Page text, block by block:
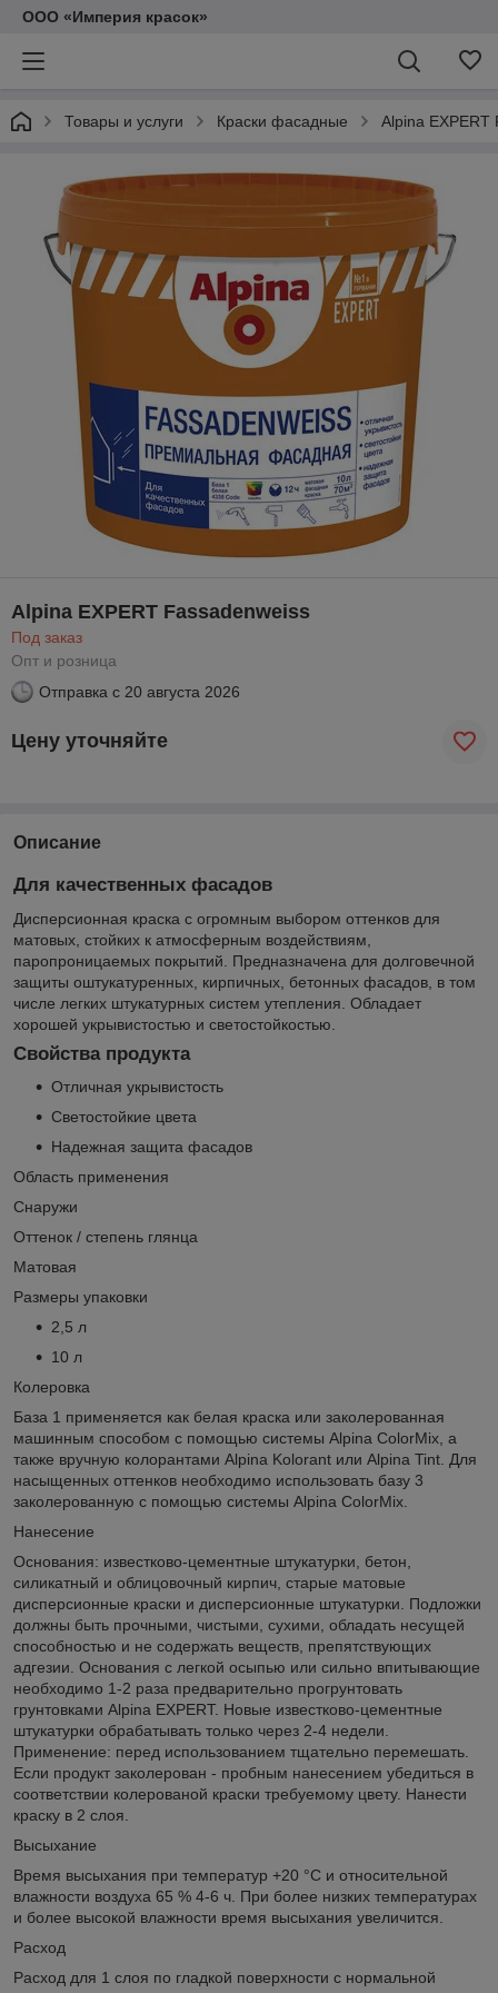
ООО «Империя красок»
Товары и услуги Краски фасадные Alpina EXPERT
Alpina EXPERT Fassadenweiss
Под заказ
Опт и розница
Отправка с 20 августа 2026
Цену уточняйте
Описание
Для качественных фасадов
Дисперсионная краска с огромным выбором оттенков для
матовых, стойких к атмосферным воздействиям,
паропроницаемых покрытий. Предназначена для долговечной
защиты оштукатуренных, кирпичных, бетонных фасадов, в том
числе легких штукатурных систем утепления. Обладает
хорошей укрывистостью и светостойкостью.
Свойства продукта
Отличная укрывистость
Светостойкие цвета
Надежная защита фасадов
Область применения
Снаружи
Оттенок / степень глянца
Матовая
Размеры упаковки
2,5 л
10 л
Колеровка
База 1 применяется как белая краска или заколерованная
машинным способом с помощью системы Alpina ColorMix, а
также вручную колорантами Alpina Kolorant или Alpina Tint. Для
насыщенных оттенков необходимо использовать базу 3
заколерованную с помощью системы Alpina ColorMix.
Нанесение
Основания: известково-цементные штукатурки, бетон,
силикатный и облицовочный кирпич, старые матовые
дисперсионные краски и дисперсионные штукатурки. Подложки
должны быть прочными, чистыми, сухими, обладать несущей
способностью и не содержать веществ, препятствующих
адгезии. Основания с легкой осыпью или сильно впитывающие
необходимо 1-2 раза предварительно прогрунтовать
грунтовками Alpina EXPERT. Новые известково-цементные
штукатурки обрабатывать только через 2-4 недели.
Применение: перед использованием тщательно перемешать.
Если продукт заколерован - пробным нанесением убедиться в
соответствии колерованой краски требуемому цвету. Нанести
краску в 2 слоя.
Высыхание
Время высыхания при температур +20 °C и относительной
влажности воздуха 65 % 4-6 ч. При более низких температурах
и более высокой влажности время высыхания увеличится.
Расход
Расход для 1 слоя по гладкой поверхности с нормальной